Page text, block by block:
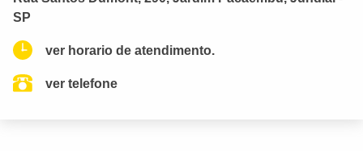
SP
ver horario de atendimento.
ver telefone